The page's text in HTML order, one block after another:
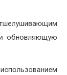
обновляющую